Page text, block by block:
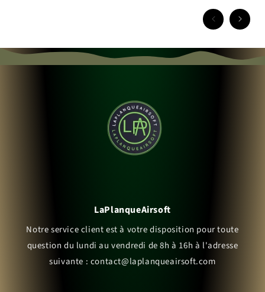
LaPlanqueAirsoft
Notre service client est à votre disposition pour toute
question du lundi au vendredi de 8h à 16h à l'adresse
suivante : contact@laplanqueairsoft.com